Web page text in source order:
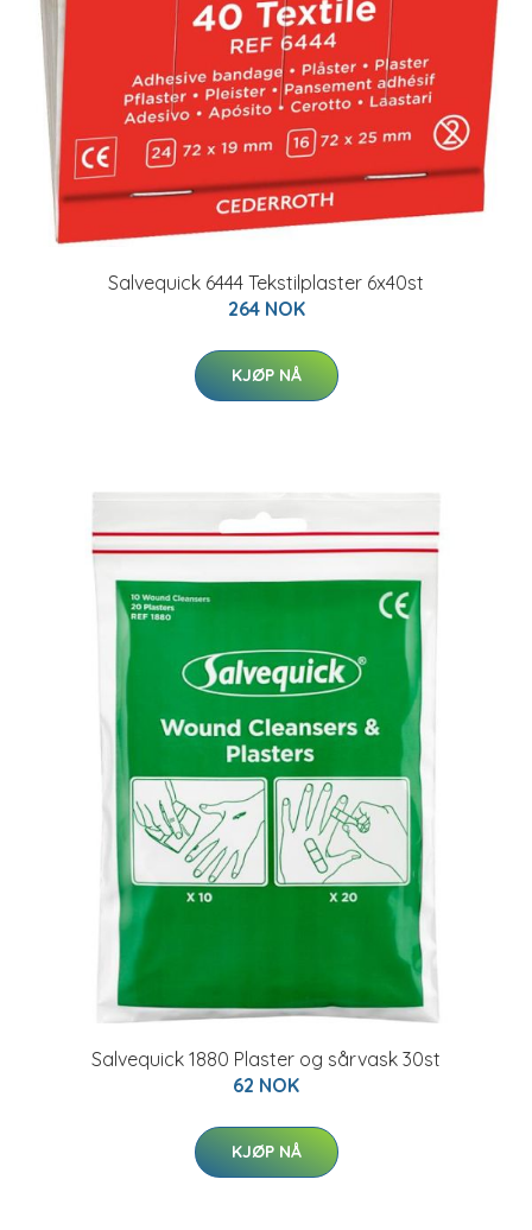
Salvequick 6444 Tekstilplaster 6x40st
264 NOK
KJØP NÅ
Salvequick 1880 Plaster og sårvask 30st
62 NOK
KJØP NÅ